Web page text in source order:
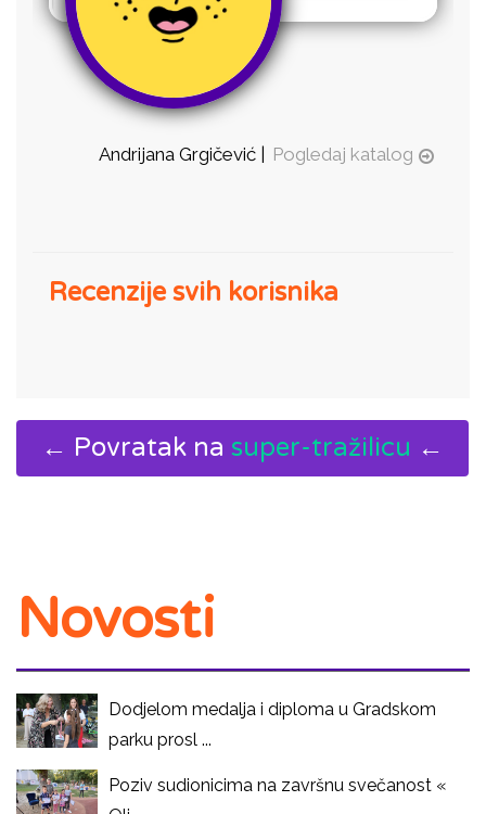
Andrijana Grgičević | Pogledaj katalog
Recenzije svih korisnika
← Povratak na super-tražilicu ←
Novosti
Dodjelom medalja i diploma u Gradskom
parku prosl ...
Poziv sudionicima na završnu svečanost «